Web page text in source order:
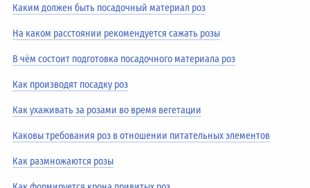
Каким должен быть посадочный материал роз
На каком расстоянии рекомендуется сажать розы
В чём состоит подготовка посадочного материала роз
Как производят посадку роз
Как ухаживать за розами во время вегетации
Каковы требования роз в отношении питательных элементов
Как размножаются розы